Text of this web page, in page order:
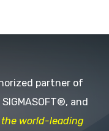
partner of
and
the world-leading